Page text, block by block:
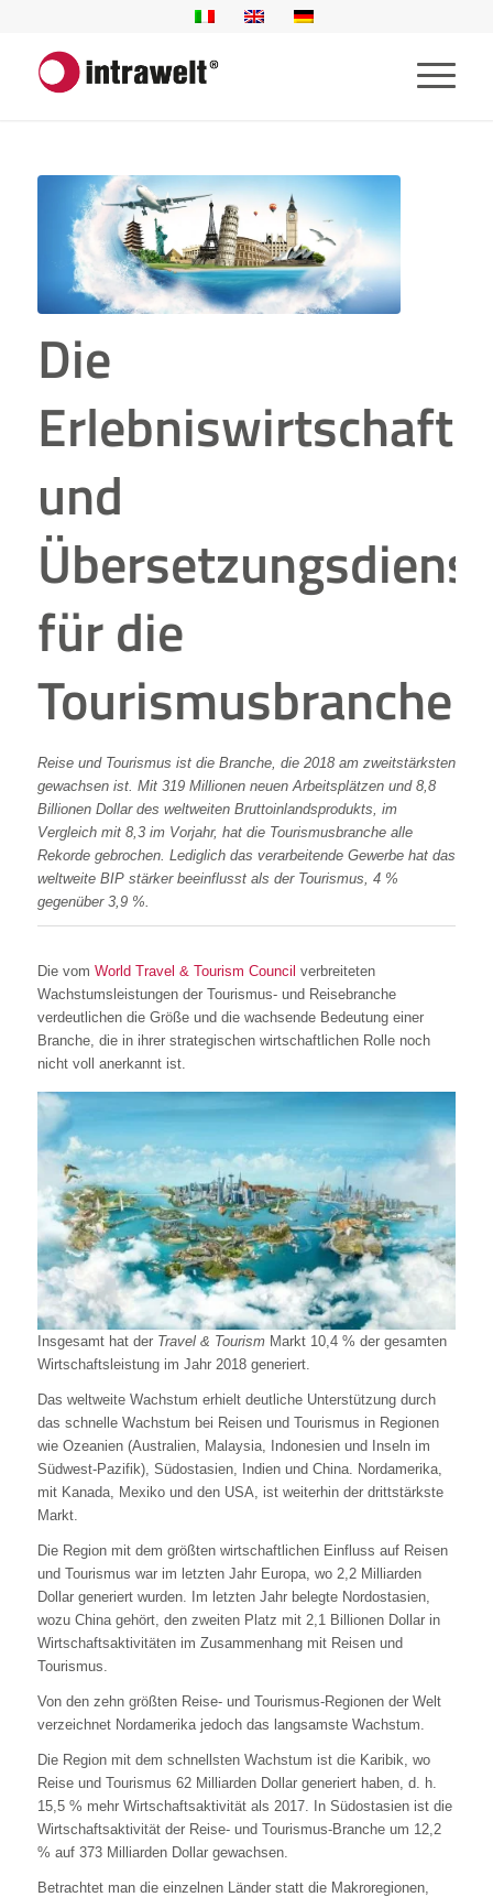
Die
Erlebniswirtschaft
und
für die
Tourismusbranche
Reise und Tourismus ist die Branche, die 2018 am zweitstärksten
gewachsen ist. Mit 319 Millionen neuen Arbeitsplätzen und 8,8
Billionen Dollar des weltweiten Bruttoinlandsprodukts, im
Vergleich mit 8,3 im Vorjahr, hat die Tourismusbranche alle
Rekorde gebrochen. Lediglich das verarbeitende Gewerbe hat das
weltweite BIP stärker beeinflusst als der Tourismus, 4 %
gegenüber 3,9 %.
Die vom World Travel & Tourism Council verbreiteten
Wachstumsleistungen der Tourismus- und Reisebranche
verdeutlichen die Größe und die wachsende Bedeutung einer
Branche, die in ihrer strategischen wirtschaftlichen Rolle noch
nicht voll anerkannt ist.
Insgesamt hat der Travel & TourismMarkt 10,4 % der gesamten
Wirtschaftsleistung im Jahr 2018 generiert.
Das weltweite Wachstum erhielt deutliche Unterstützung durch
das schnelle Wachstum bei Reisen und Tourismus in Regionen
wie Ozeanien (Australien, Malaysia, Indonesien und Inseln im
Südwest-Pazifik), Südostasien, Indien und China. Nordamerika,
mit Kanada, Mexiko und den USA, ist weiterhin der drittstärkste
Markt.
Die Region mit dem größten wirtschaftlichen Einfluss auf Reisen
und Tourismus war im letzten Jahr Europa, wo 2,2 Milliarden
Dollar generiert wurden. Im letzten Jahr belegte Nordostasien,
wozu China gehört, den zweiten Platz mit 2,1 Billionen Dollar in
Wirtschaftsaktivitäten im Zusammenhang mit Reisen und
Tourismus.
Von den zehn größten Reise- und Tourismus-Regionen der Welt
verzeichnet Nordamerika jedoch das langsamste Wachstum.
Die Region mit dem schnellsten Wachstum ist die Karibik, wo
Reise und Tourismus 62 Milliarden Dollar generiert haben, d. h.
15,5 % mehr Wirtschaftsaktivität als 2017. In Südostasien ist die
Wirtschaftsaktivität der Reise- und Tourismus-Branche um 12,2
% auf 373 Milliarden Dollar gewachsen.
Betrachtet man die einzelnen Länder statt die Makroregionen,